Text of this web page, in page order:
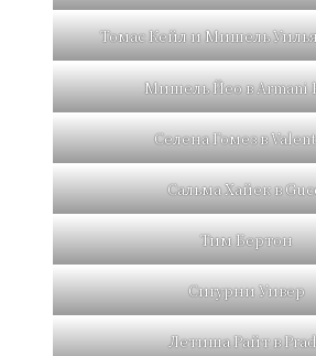
Томас Кейл и Мишель
Мишель Йео в Armani
Селена Гомез в
Сальма Хайек в
Тим Бертон
Сигурни Уивер
Летиша Райт в